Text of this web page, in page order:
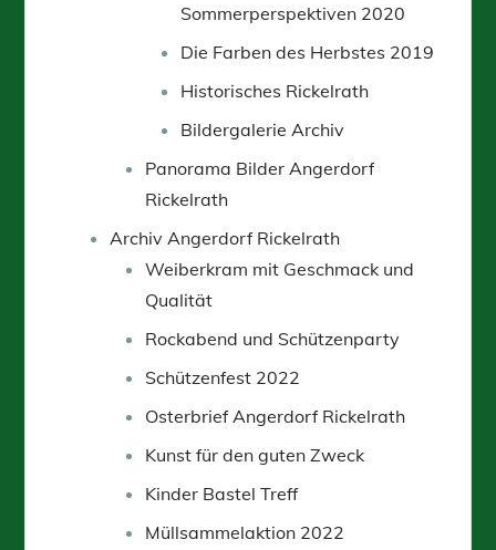
Sommerperspektiven 2020
Die Farben des Herbstes 2019
Historisches Rickelrath
Bildergalerie Archiv
Panorama Bilder Angerdorf
Rickelrath
Archiv Angerdorf Rickelrath
Weiberkram mit Geschmack und
Qualität
Rockabend und Schützenparty
Schützenfest 2022
Osterbrief Angerdorf Rickelrath
Kunst für den guten Zweck
Kinder Bastel Treff
Müllsammelaktion 2022